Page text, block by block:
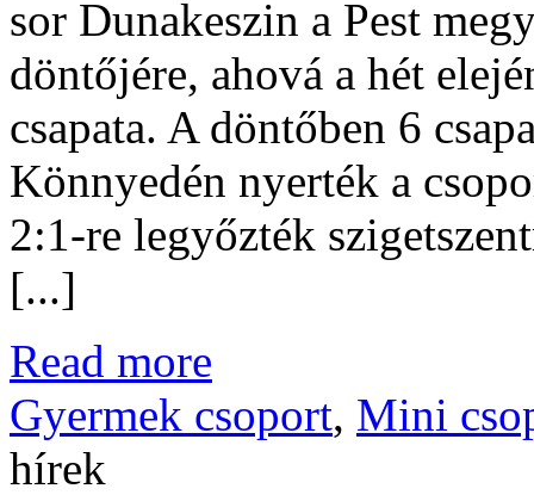
sor Dunakeszin a Pest
döntőjére, ahová a hét
csapata. A döntőben 6
Könnyedén nyerték a
2:1-re legyőzték
[...]
Read more
Gyermek csoport, Mini
hírek